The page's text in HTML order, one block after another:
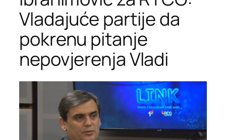
Vladajuće partije da
pokrenu pitanje
nepovjerenja Vladi